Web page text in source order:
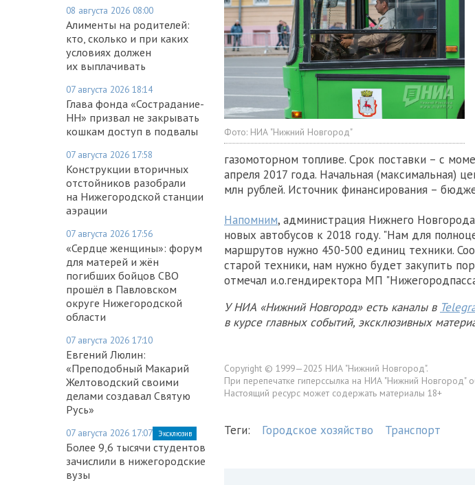
08 августа 2026 08:00
Алименты на родителей:
кто, сколько и при каких
условиях должен
их выплачивать
07 августа 2026 18:14
Глава фонда «Сострадание-
НН» призвал не закрывать
кошкам доступ в подвалы
07 августа 2026 17:58
Конструкции вторичных
отстойников разобрали
на Нижегородской станции
аэрации
07 августа 2026 17:56
«Сердце женщины»: форум
для матерей и жён
погибших бойцов СВО
прошёл в Павловском
округе Нижегородской
области
07 августа 2026 17:10
Евгений Люлин:
«Преподобный Макарий
Желтоводский своими
делами создавал Святую
Русь»
07 августа 2026 17:07 Эксклюзив
Более 9,6 тысячи студентов
зачислили в нижегородские
вузы
Фото: НИА "Нижний Новгород"
газомоторном топливе. Срок поставки – с
апреля 2017 года. Начальная (максимальная)
млн рублей. Источник финансирования –
Напомним, администрация Нижнего
новых автобусов к 2018 году. "Нам для
маршрутов нужно 450-500 единиц техники.
старой техники, нам нужно будет закупить
отмечал и.о.гендиректора МП
У НИА «Нижний Новгород» есть каналы в
в курсе главных событий, эксклюзивных
Copyright © 1999—2025 НИА "Нижний Новгород".
При перепечатке гиперссылка на НИА "Нижний Новгород"
Настоящий ресурс может содержать материалы 18+
Теги: Городское хозяйство Транспорт